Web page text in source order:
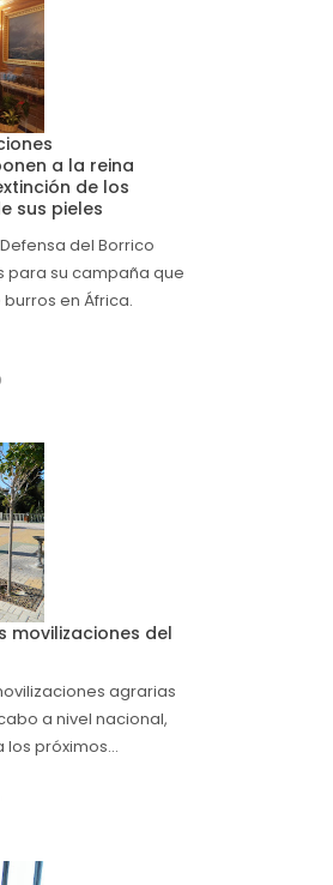
a la reina
de los
sus pieles
del Borrico
su campaña que
en África.
movilizaciones del
agrarias
a nivel nacional,
próximos...